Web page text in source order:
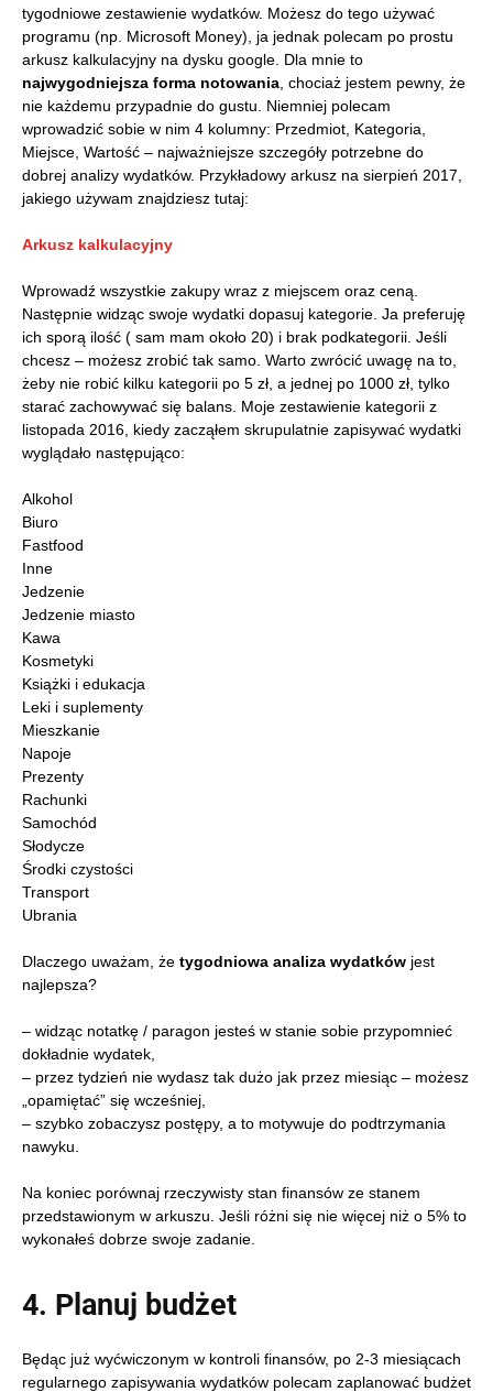
tygodniowe zestawienie wydatków. Możesz do tego używać
programu (np. Microsoft Money), ja jednak polecam po prostu
arkusz kalkulacyjny na dysku google. Dla mnie to
najwygodniejsza forma notowania , chociaż jestem pewny, że
nie każdemu przypadnie do gustu. Niemniej polecam
wprowadzić sobie w nim 4 kolumny: Przedmiot, Kategoria,
Miejsce, Wartość – najważniejsze szczegóły potrzebne do
dobrej analizy wydatków. Przykładowy arkusz na sierpień 2017,
jakiego używam znajdziesz tutaj:
Arkusz kalkulacyjny
Wprowadź wszystkie zakupy wraz z miejscem oraz ceną.
Następnie widząc swoje wydatki dopasuj kategorie. Ja preferuję
ich sporą ilość ( sam mam około 20) i brak podkategorii. Jeśli
chcesz – możesz zrobić tak samo. Warto zwrócić uwagę na to,
żeby nie robić kilku kategorii po 5 zł, a jednej po 1000 zł, tylko
starać zachowywać się balans. Moje zestawienie kategorii z
listopada 2016, kiedy zacząłem skrupulatnie zapisywać wydatki
wyglądało następująco:
Alkohol
Biuro
Fastfood
Inne
Jedzenie
Jedzenie miasto
Kawa
Kosmetyki
Książki i edukacja
Leki i suplementy
Mieszkanie
Napoje
Prezenty
Rachunki
Samochód
Słodycze
Środki czystości
Transport
Ubrania
Dlaczego uważam, że tygodniowa analiza wydatków jest
najlepsza?
– widząc notatkę / paragon jesteś w stanie sobie przypomnieć
dokładnie wydatek,
– przez tydzień nie wydasz tak dużo jak przez miesiąc – możesz
„opamiętać” się wcześniej,
– szybko zobaczysz postępy, a to motywuje do podtrzymania
nawyku.
Na koniec porównaj rzeczywisty stan finansów ze stanem
przedstawionym w arkuszu. Jeśli różni się nie więcej niż o 5% to
wykonałeś dobrze swoje zadanie.
4. Planuj budżet
Będąc już wyćwiczonym w kontroli finansów, po 2-3 miesiącach
regularnego zapisywania wydatków polecam zaplanować budżet